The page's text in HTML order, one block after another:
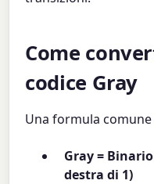
Come
codice Gray
Una formula comune
Gray =
destra di 1)